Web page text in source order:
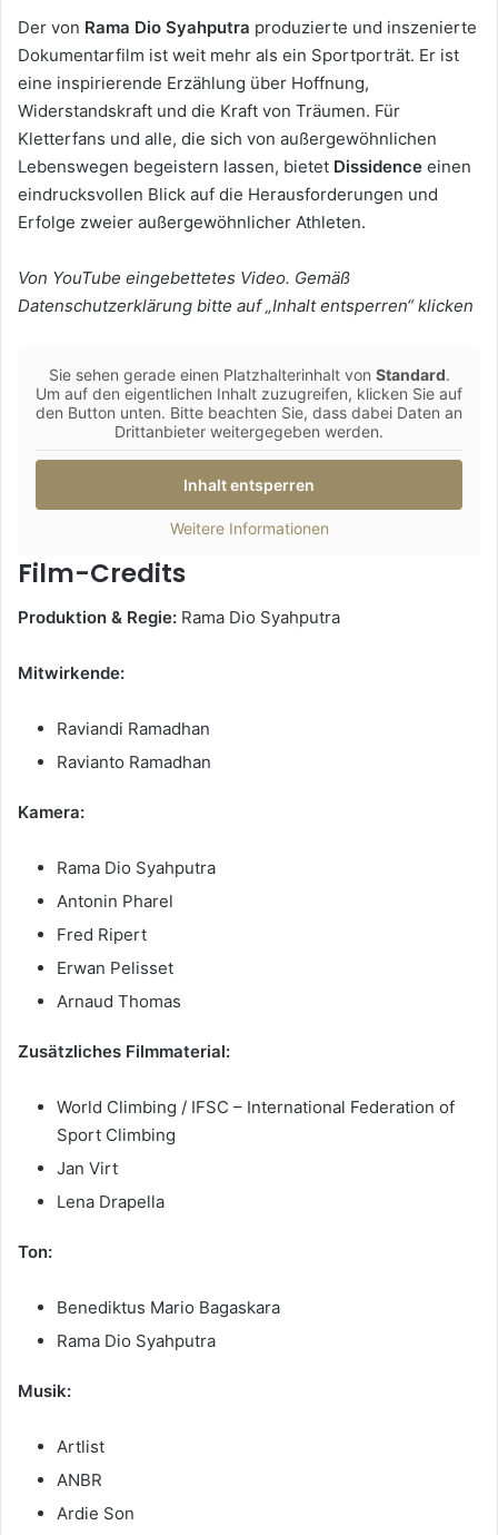
Der von Rama Dio Syahputra produzierte und inszenierte
Dokumentarfilm ist weit mehr als ein Sportporträt. Er ist
eine inspirierende Erzählung über Hoffnung,
Widerstandskraft und die Kraft von Träumen. Für
Kletterfans und alle, die sich von außergewöhnlichen
Lebenswegen begeistern lassen, bietet Dissidence einen
eindrucksvollen Blick auf die Herausforderungen und
Erfolge zweier außergewöhnlicher Athleten.
Von YouTube eingebettetes Video. Gemäß
Datenschutzerklärung bitte auf „Inhalt entsperren“ klicken
Sie sehen gerade einen Platzhalterinhalt von Standard.
Um auf den eigentlichen Inhalt zuzugreifen, klicken Sie auf
den Button unten. Bitte beachten Sie, dass dabei Daten an
Drittanbieter weitergegeben werden.
Inhalt entsperren
Weitere Informationen
Film-Credits
Produktion & Regie: Rama Dio Syahputra
Mitwirkende:
Raviandi Ramadhan
Ravianto Ramadhan
Kamera:
Rama Dio Syahputra
Antonin Pharel
Fred Ripert
Erwan Pelisset
Arnaud Thomas
Zusätzliches Filmmaterial:
World Climbing / IFSC – International Federation of
Sport Climbing
Jan Virt
Lena Drapella
Ton:
Benediktus Mario Bagaskara
Rama Dio Syahputra
Musik:
Artlist
ANBR
Ardie Son